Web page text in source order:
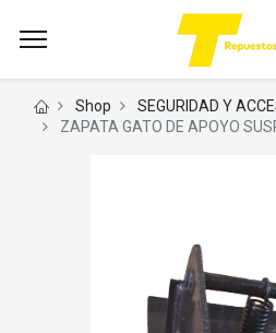
Shop
SEGURIDAD Y
ZAPATA GATO DE APOYO